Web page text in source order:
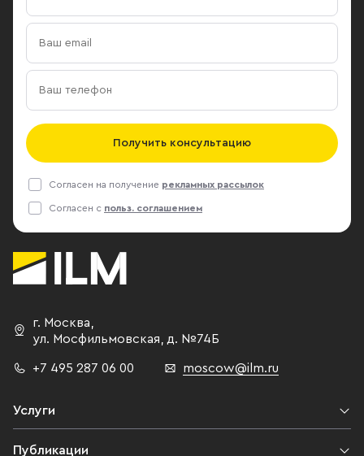
Получить консультацию
Согласен на получение рекламных рассылок
Согласен с польз. соглашением
г. Москва,
ул. Мосфильмовская, д. №74Б
+7 495 287 06 00 moscow@ilm.ru
Услуги
Публикации